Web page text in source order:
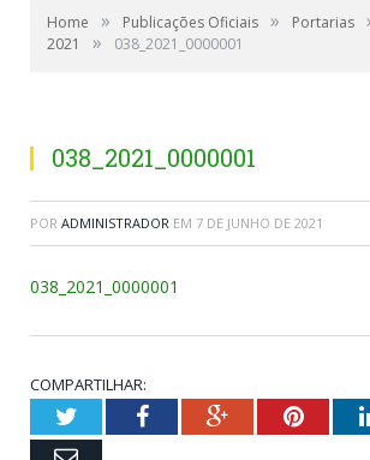
Home » Publicações Oficiais » Portarias
2021
» 038_2021_0000001
038_2021_0000001
POR ADMINISTRADOR EM 7 DE JUNHO DE 2021
038_2021_0000001
COMPARTILHAR:
TwitterFacebookGoogle+